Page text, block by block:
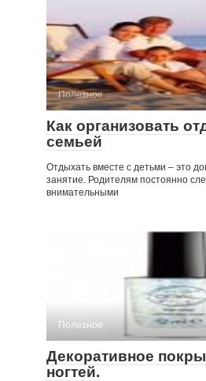
Полезное
Как организовать
семьей
Отдыхать вместе с детьми – это
занятие. Родителям постоянно
внимательными
Полезное
Декоративное
ногтей.